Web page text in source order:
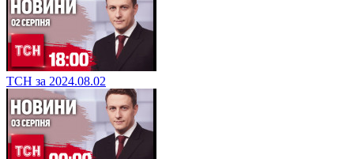
ТСН за 2024.08.02